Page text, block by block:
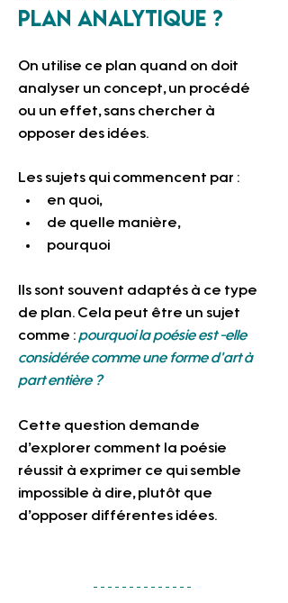
plan analytique ?
On utilise ce plan quand on doit
analyser un concept, un procédé
ou un effet, sans chercher à
opposer des idées.
Les sujets qui commencent par :
en quoi,
de quelle manière,
pourquoi
Ils sont souvent adaptés à ce type
de plan. Cela peut être un sujet
comme : pourquoi la poésie est -elle
considérée comme une forme d'art à
part entière ?
Cette question demande
d’explorer comment la poésie
réussit à exprimer ce qui semble
impossible à dire, plutôt que
d’opposer différentes idées.